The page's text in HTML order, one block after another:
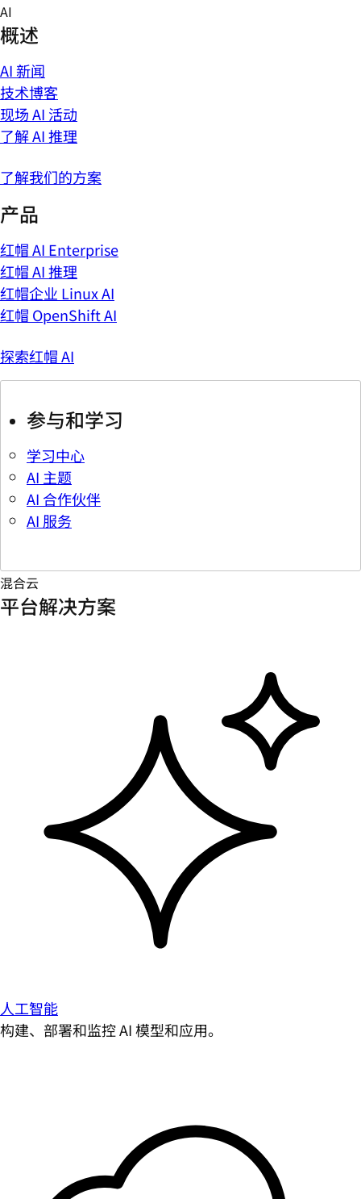
Skip
to
content
AI
概述
AI 新闻
技术博客
现场 AI 活动
了解 AI 推理
了解我们的方案
产品
红帽 AI Enterprise
红帽 AI 推理
红帽企业 Linux AI
红帽 OpenShift AI
探索红帽 AI
参与和学习
学习中心
AI 主题
AI 合作伙伴
AI 服务
混合云
平台解决方案
人工智能
构建、部署和监控 AI 模型和应用。